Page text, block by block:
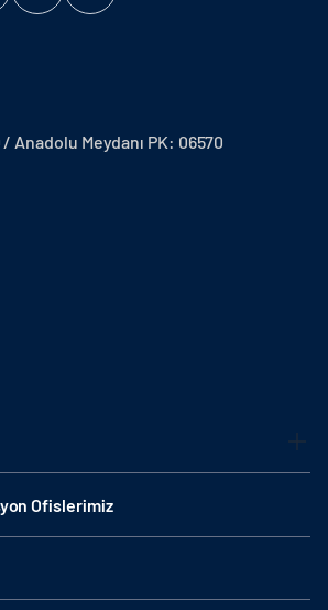
/ Anadolu Meydanı PK: 06570
Ofislerimiz